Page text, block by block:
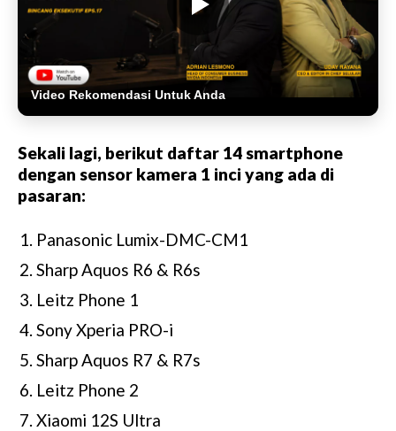
Video Rekomendasi Untuk Anda
Sekali lagi, berikut daftar 14 smartphone
dengan sensor kamera 1 inci yang ada di
pasaran:
Panasonic Lumix-DMC-CM1
Sharp Aquos R6 & R6s
Leitz Phone 1
Sony Xperia PRO-i
Sharp Aquos R7 & R7s
Leitz Phone 2
Xiaomi 12S Ultra